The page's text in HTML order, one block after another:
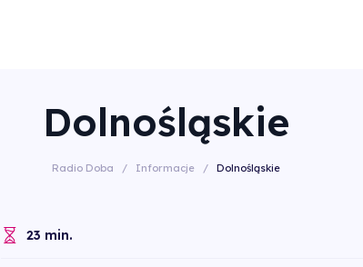
Dolnośląskie
Radio Doba / Informacje / Dolnośląskie
23 min.